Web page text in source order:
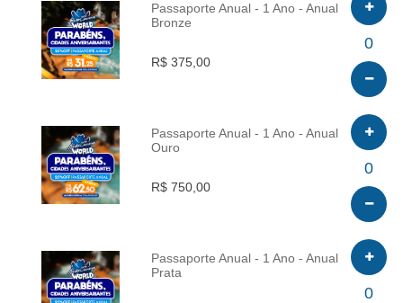
INFO
Passaporte Anual - 1 Ano - Anual
Bronze
R$ 375,00
0
INFO
Passaporte Anual - 1 Ano - Anual
Ouro
R$ 750,00
0
INFO
Passaporte Anual - 1 Ano - Anual
Prata
0